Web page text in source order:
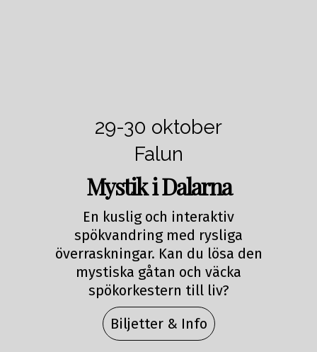
29-30 oktober
Falun
Mystik i Dalarna
En kuslig och interaktiv
spökvandring med rysliga
överraskningar. Kan du lösa den
mystiska gåtan och väcka
spökorkestern till liv?
Biljetter & Info